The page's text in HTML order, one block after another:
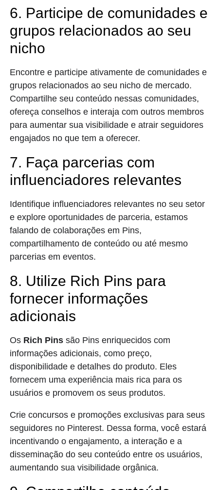
6. Participe de comunidades e
grupos relacionados ao seu
nicho
Encontre e participe ativamente de comunidades e
grupos relacionados ao seu nicho de mercado.
Compartilhe seu conteúdo nessas comunidades,
ofereça conselhos e interaja com outros membros
para aumentar sua visibilidade e atrair seguidores
engajados no que tem a oferecer.
7. Faça parcerias com
influenciadores relevantes
Identifique influenciadores relevantes no seu setor
e explore oportunidades de parceria, estamos
falando de colaborações em Pins,
compartilhamento de conteúdo ou até mesmo
parcerias em eventos.
8. Utilize Rich Pins para
fornecer informações
adicionais
Os Rich Pins são Pins enriquecidos com
informações adicionais, como preço,
disponibilidade e detalhes do produto. Eles
fornecem uma experiência mais rica para os
usuários e promovem os seus produtos.
Crie concursos e promoções exclusivas para seus
seguidores no Pinterest. Dessa forma, você estará
incentivando o engajamento, a interação e a
disseminação do seu conteúdo entre os usuários,
aumentando sua visibilidade orgânica.